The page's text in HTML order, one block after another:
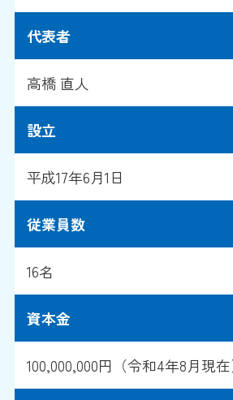
代表者
高橋 直人
設立
平成17年6月1日
従業員数
16名
資本金
100,000,000円（令和4年8月現在